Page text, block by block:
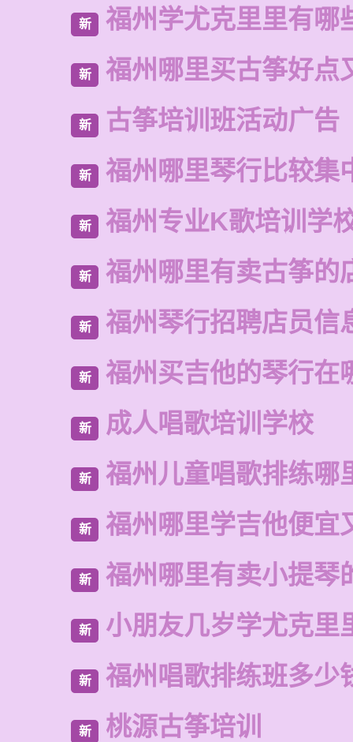
新 福州学尤克里里有哪
新 福州哪里买古筝好点
新 古筝培训班活动广告
新 福州哪里琴行比较集
新 福州专业K歌培训学
新 福州哪里有卖古筝的
新 福州琴行招聘店员信
新 福州买吉他的琴行在
新 成人唱歌培训学校
新 福州儿童唱歌排练哪
新 福州哪里学吉他便宜
新 福州哪里有卖小提琴
新 小朋友几岁学尤克里
新 福州唱歌排练班多少
新 桃源古筝培训